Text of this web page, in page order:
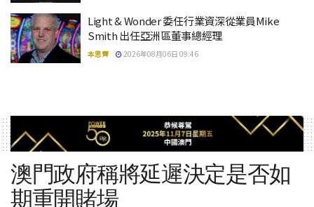
Light & Wonder 委任行業資深從業員Mike
Smith 出任亞洲區董事總經理
本思齊 2026年08月06日 09:46
澳門政府稱將延遲決定是否如
期重開賭場